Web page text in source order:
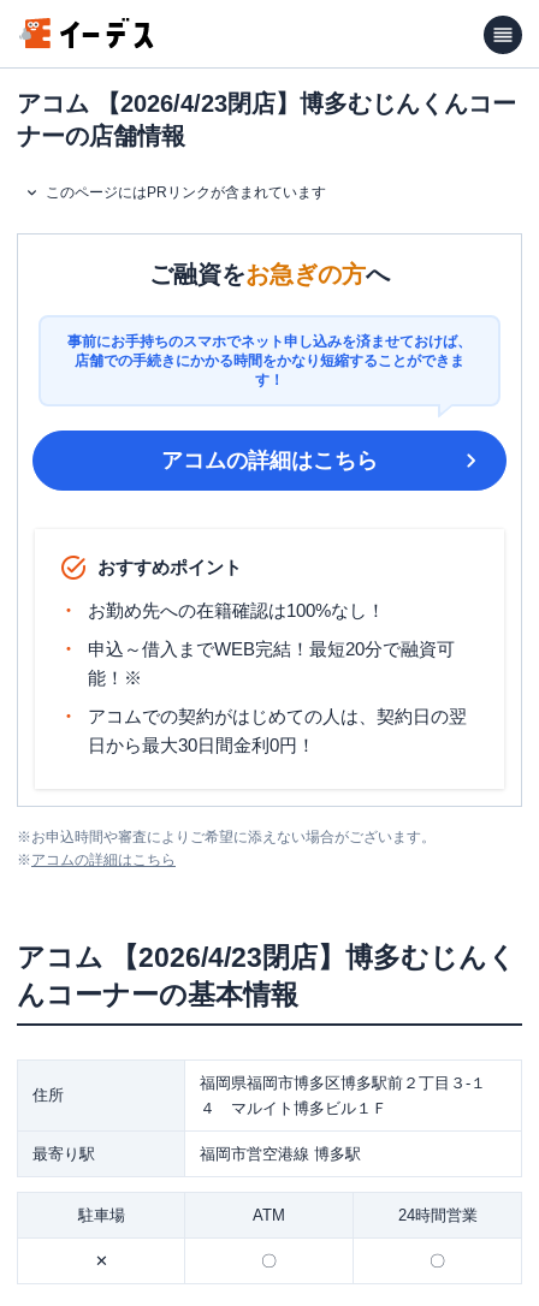
アコム 【2026/4/23閉店】博多むじんくんコー
ナーの店舗情報
このページにはPRリンクが含まれています
ご融資をお急ぎの方へ
事前にお手持ちのスマホでネット申し込みを済ませておけば、
店舗での手続きにかかる時間をかなり短縮することができま
す！
アコムの詳細はこちら
おすすめポイント
お勤め先への在籍確認は100%なし！
申込～借入までWEB完結！最短20分で融資可
能！※
アコムでの契約がはじめての人は、契約日の翌
日から最大30日間金利0円！
※お申込時間や審査によりご希望に添えない場合がございます。
※アコムの詳細はこちら
アコム
【2026/4/23閉店】博多むじんく
んコーナーの基本情報
住所
福岡県福岡市博多区博多駅前２丁目３-１
４ マルイト博多ビル１Ｆ
最寄り駅 福岡市営空港線 博多駅
駐車場 ATM 24時間営業
✕ 〇 〇